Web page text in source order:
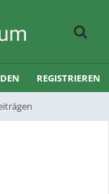
REGISTRIEREN